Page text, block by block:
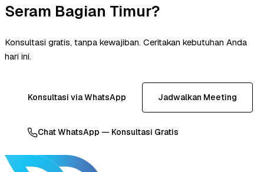
Seram Bagian Timur?
Konsultasi gratis, tanpa kewajiban. Ceritakan kebutuhan Anda
hari ini.
Konsultasi via WhatsApp Jadwalkan Meeting
Chat WhatsApp — Konsultasi Gratis